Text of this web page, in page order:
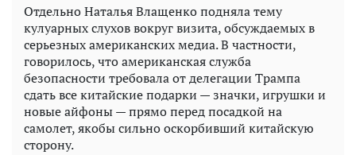
Отдельно Наталья Влащенко подняла тему
кулуарных слухов вокруг визита, обсуждаемых в
серьезных американских медиа. В частности,
говорилось, что американская служба
безопасности требовала от делегации Трампа
сдать все китайские подарки — значки, игрушки и
новые айфоны — прямо перед посадкой на
самолет, якобы сильно оскорбивший китайскую
сторону.